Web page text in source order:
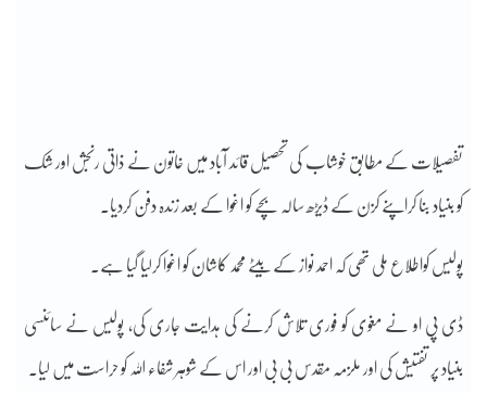
تفصیلات کے مطابق خوشاب کی تحصیل قائد آباد میں خاتون نے ذاتی رنجش اور شک
کو بنیاد بنا کراپنے کزن کے ڈیڑھ سالہ بچے کو اغوا کے بعد زندہ دفن کردیا۔
پولیس کواطلاع ملی تھی کہ احمد نواز کے بیٹے محمد کاشان کو اغوا کرلیا گیا ہے۔
ڈی پی او نے مغوی کو فوری تلاش کرنے کی ہدایت جاری کی، پولیس نے سائنسی
بنیاد پر تفتیش کی اور ملزمہ مقدس بی بی اور اس کے شوہر شفاء اللہ کو حراست میں لیا۔